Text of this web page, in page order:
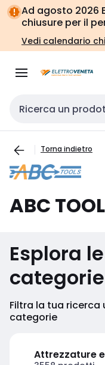
Vai alla
navigazione
Vai
alla
pagina
Ad agosto 2026
chiusure per il
Vedi calendario
Cerca input
Torna indietro
ABC
Esplora
categorie
Filtra la tua ricerca
categorie
Attrezzature